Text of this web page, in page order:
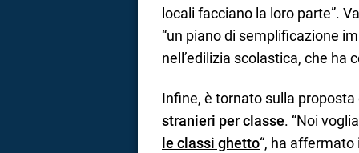
locali facciano la loro parte”.
“un piano di semplificazione
nell’edilizia scolastica, che ha
Infine, è tornato sulla
stranieri per classe. “Noi
le classi ghetto“, ha